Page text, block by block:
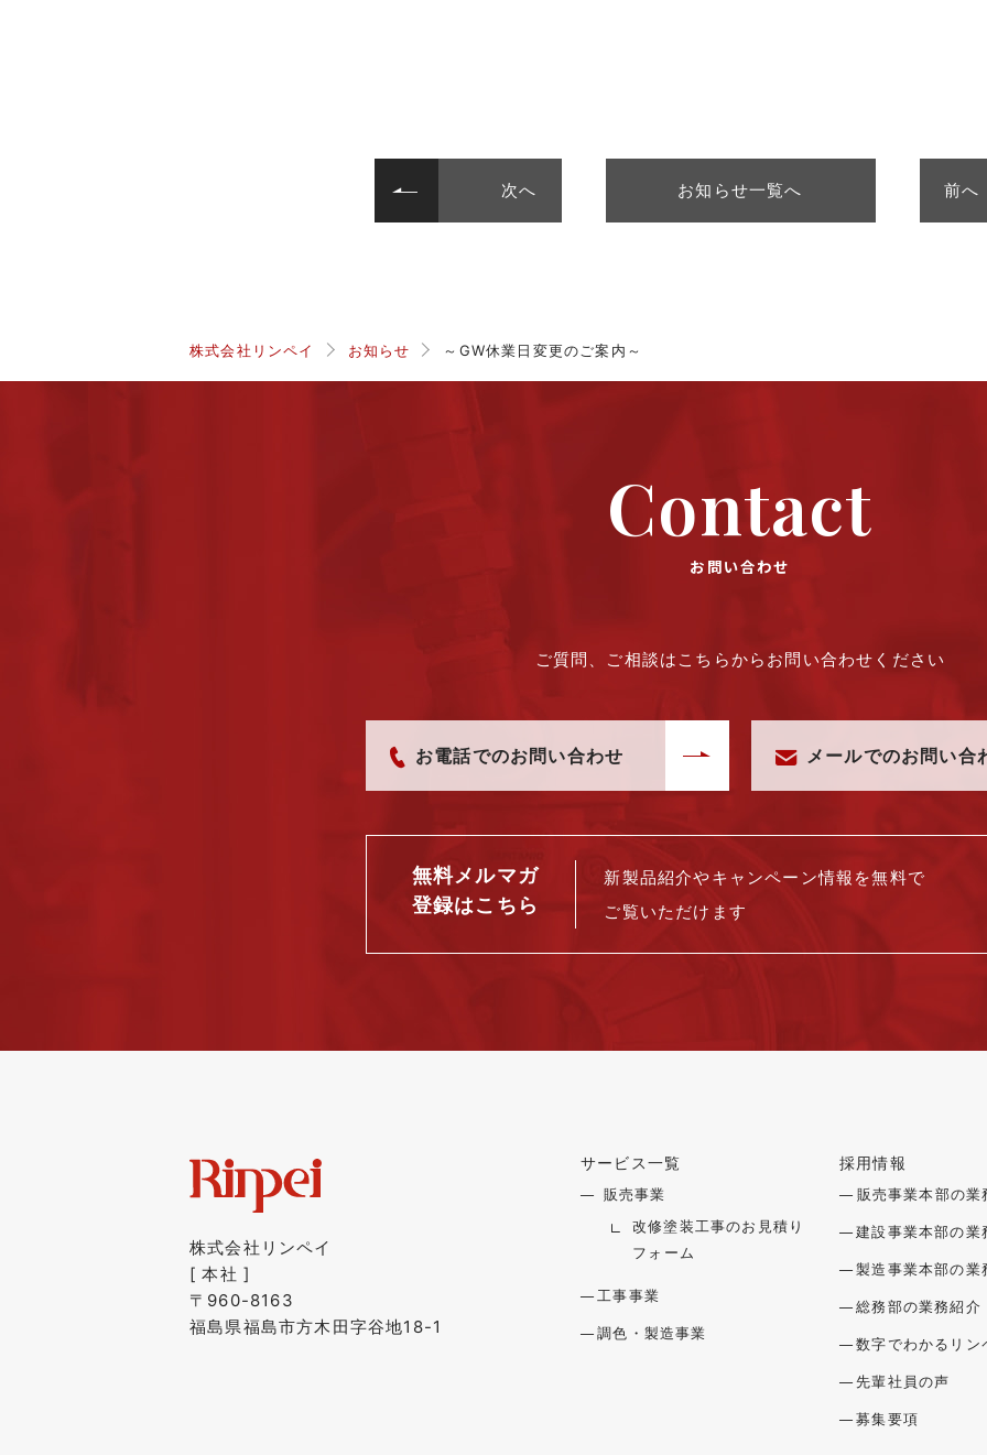
次へ お知らせ一覧へ 前へ
株式会社リンペイ お知らせ ～GW休業日変更のご案内～
Contact
お問い合わせ
ご質問、ご相談はこちらからお問い合わせください
お電話でのお問い合わせ メールでのお問い合
無料メルマガ
登録はこちら
新製品紹介やキャンペーン情報を無料で
ご覧いただけます
株式会社リンペイ
[ 本社 ]
〒960-8163
福島県福島市方木田字谷地18-1
サービス一覧
販売事業
改修塗装工事のお見積り
フォーム
工事事業
調色・製造事業
採用情報
販売事業本部の業
建設事業本部の業
製造事業本部の業
総務部の業務紹介
数字でわかるリン
先輩社員の声
募集要項